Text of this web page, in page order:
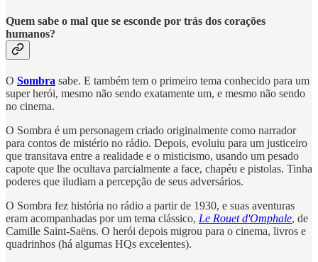
Quem sabe o mal que se esconde por trás dos corações
humanos?
O Sombra sabe. E também tem o primeiro tema conhecido para um
super herói, mesmo não sendo exatamente um, e mesmo não sendo
no cinema.
O Sombra é um personagem criado originalmente como narrador
para contos de mistério no rádio. Depois, evoluiu para um justiceiro
que transitava entre a realidade e o misticismo, usando um pesado
capote que lhe ocultava parcialmente a face, chapéu e pistolas. Tinha
poderes que iludiam a percepção de seus adversários.
O Sombra fez história no rádio a partir de 1930, e suas aventuras
eram acompanhadas por um tema clássico, Le Rouet d'Omphale, de
Camille Saint-Saëns. O herói depois migrou para o cinema, livros e
quadrinhos (há algumas HQs excelentes).